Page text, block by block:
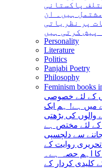
پاکستانی
ہیں۔ ان
پر نظریاتی
پیش کرتی ہیں
Personality
Literature
Politics
Panjabi Poetry
Philosophy
Feminism books
کے لئے خصوصی
میں ہے! ہم ایک
والوں کی بڑھتی
کے لئے مختص ہے
سے دلچسپی
روایت کے
اہم حصہ ہے۔
کلیدی کردار کے